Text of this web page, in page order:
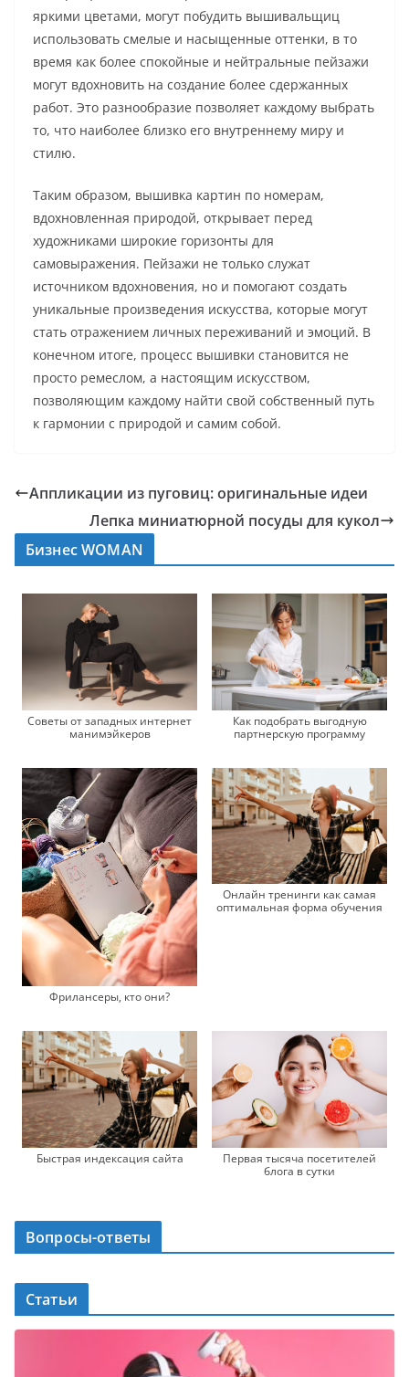
яркими цветами, могут побудить вышивальщиц
использовать смелые и насыщенные оттенки, в то
время как более спокойные и нейтральные пейзажи
могут вдохновить на создание более сдержанных
работ. Это разнообразие позволяет каждому выбрать
то, что наиболее близко его внутреннему миру и
стилю.
Таким образом, вышивка картин по номерам,
вдохновленная природой, открывает перед
художниками широкие горизонты для
самовыражения. Пейзажи не только служат
источником вдохновения, но и помогают создать
уникальные произведения искусства, которые могут
стать отражением личных переживаний и эмоций. В
конечном итоге, процесс вышивки становится не
просто ремеслом, а настоящим искусством,
позволяющим каждому найти свой собственный путь
к гармонии с природой и самим собой.
Аппликации из пуговиц: оригинальные идеи
Лепка миниатюрной посуды для кукол
Бизнес WOMAN
Советы от западных интернет
манимэйкеров
Как подобрать выгодную
партнерскую программу
Фрилансеры, кто они?
Онлайн тренинги как самая
оптимальная форма обучения
Быстрая индексация сайта
Первая тысяча посетителей
блога в сутки
Вопросы-ответы
Статьи